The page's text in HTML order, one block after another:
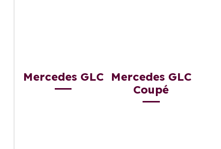
Mercedes GLC
Mercedes GLC
Coupé